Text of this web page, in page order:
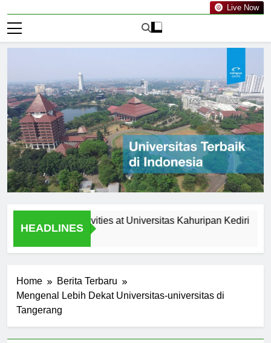
Live Now
HEADLINES
Activities at Universitas Kahuripan Kediri
Home
Berita Terbaru
Mengenal Lebih Dekat Universitas-universitas di
Tangerang